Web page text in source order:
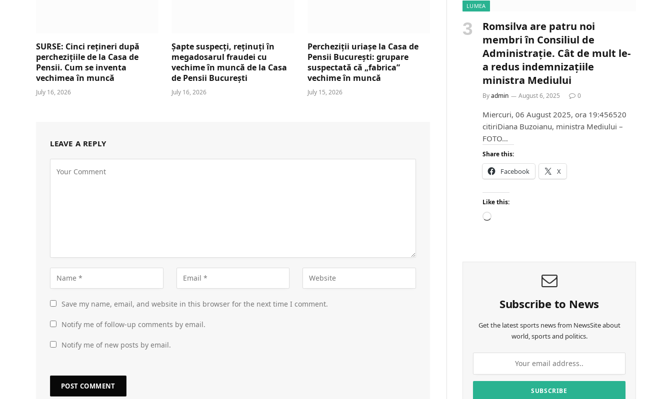
SURSE: Cinci rețineri după
perchezițiile de la Casa de
Pensii. Cum se inventa
vechimea în muncă
July 16, 2026
Șapte suspecți, reținuți în
megadosarul fraudei cu
vechime în muncă de la Casa
de Pensii București
July 16, 2026
Percheziții uriașe la Casa de
Pensii București: grupare
suspectată că „fabrica”
vechime în muncă
July 15, 2026
LEAVE A REPLY
Save my name, email, and website in this browser for the next time I comment.
Notify me of follow-up comments by email.
Notify me of new posts by email.
LUMEA
Romsilva are patru noi
membri în Consiliul de
Administrație. Cât de mult le-
a redus indemnizațiile
ministra Mediului
Byadmin August 6, 2025 0
Miercuri, 06 August 2025, ora 19:456520
citiriDiana Buzoianu, ministra Mediului –
FOTO…
Share this:
Facebook X
Like this:
L
Subscribe to News
Get the latest sports news from NewsSite about
world, sports and politics.